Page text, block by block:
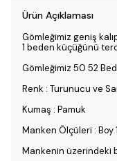
Ürün Açıklaması
Gömleğimiz geniş
1 beden küçüğünü
Gömleğimiz 50 52
Renk : Turunucu ve
Kumaş : Pamuk
Manken Ölçüleri : Boy
Mankenin üzerindeki